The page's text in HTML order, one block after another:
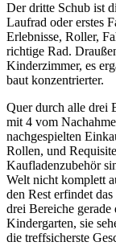
Der dritte Schub ist
Laufrad oder erstes
Erlebnisse, Roller,
richtige Rad.
Kinderzimmer, es
baut konzentrierter.
Quer durch alle drei
mit 4 vom
nachgespielten
Rollen, und
Kaufladenzubehör
Welt nicht komplett
den Rest erfindet
drei Bereiche
Kindergarten, sie
die treffsicherste